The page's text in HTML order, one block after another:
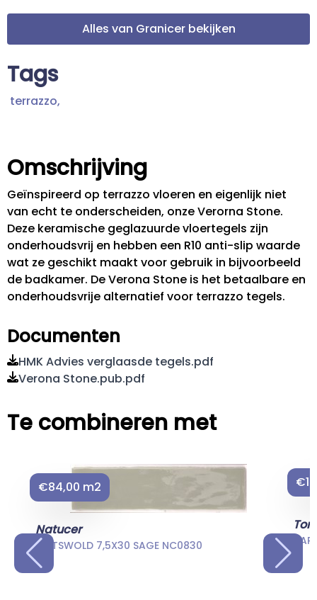
Alles van Granicer bekijken
Tags
terrazzo,
Omschrijving
Geïnspireerd op terrazzo vloeren en eigenlijk niet
van echt te onderscheiden, onze Verorna Stone.
Deze keramische geglazuurde vloertegels zijn
onderhoudsvrij en hebben een R10 anti-slip waarde
wat ze geschikt maakt voor gebruik in bijvoorbeeld
de badkamer. De Verona Stone is het betaalbare en
onderhoudsvrije alternatief voor terrazzo tegels.
Documenten
HMK Advies verglaasde tegels.pdf
Verona Stone.pub.pdf
Te combineren met
€84,00 m2
Natucer
COTSWOLD 7,5X30 SAGE NC0830